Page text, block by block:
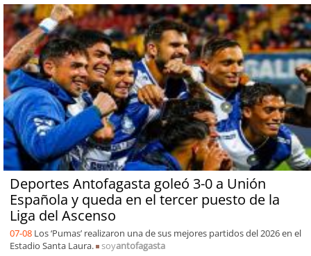
Deportes Antofagasta goleó 3-0 a Unión
Española y queda en el tercer puesto de la
Liga del Ascenso
07-08 Los ‘Pumas’ realizaron una de sus mejores partidos del 2026 en el
Estadio Santa Laura.
soyantofagasta